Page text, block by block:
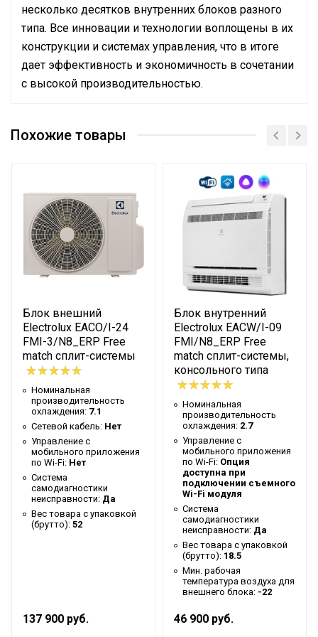
несколько десятков внутренних блоков разного
типа. Все инновации и технологии воплощены в их
конструкции и системах управления, что в итоге
дает эффективность и экономичность в сочетании
с высокой производительностью.
производительность
(брутто)
19.5
Подсветка пульта
Да
Высота упаковки товара
Уровень звукового давления
Гарантийный документ
Гарантийный талон
Макс. расход воздуха
970
Ширина упаковки товара
123
Бренд
Electrolux
Тип блока
Гарантийный срок
3 года
Серия
ESVMW-SF
Высота товара
23
Хладагент
R410a
Глубина товара
112
Срок службы
7 лет
Белый
31.5
фильтр в комплекте
Похожие товары
Блок внешний
Electrolux EACO/I-24
FMI-3/N8_ERP Free
match сплит-системы
Номинальная
производительность
охлаждения: 7.1
Сетевой кабель: Нет
Управление c
мобильного приложения
по Wi-Fi: Нет
Система
самодиагностики
неисправности: Да
Вес товара с упаковкой
(брутто): 52
137 900 руб.
Блок внутренний
Electrolux EACW/I-09
FMI/N8_ERP Free
match сплит-системы,
консольного типа
Номинальная
производительность
охлаждения: 2.7
Управление c
мобильного приложения
по Wi-Fi: Опция
доступна при
подключении съемного
Wi-Fi модуля
Система
самодиагностики
неисправности: Да
Вес товара с упаковкой
(брутто): 18.5
Мин. рабочая
температура воздуха для
внешнего блока: -22
46 900 руб.